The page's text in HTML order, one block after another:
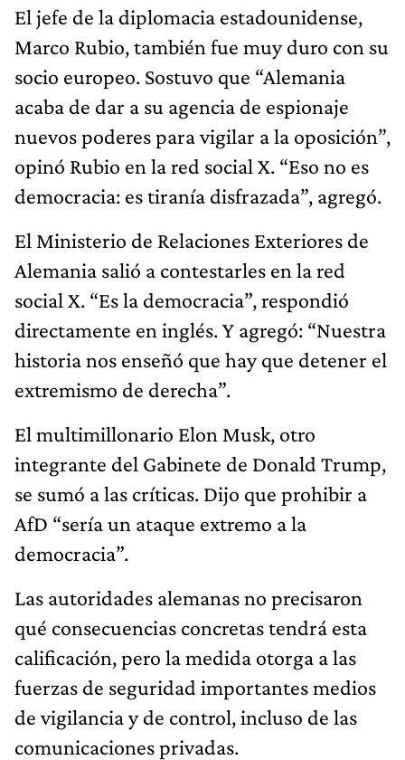
El jefe de la diplomacia estadounidense,
Marco Rubio, también fue muy duro con su
socio europeo. Sostuvo que “Alemania
acaba de dar a su agencia de espionaje
nuevos poderes para vigilar a la oposición”,
opinó Rubio en la red social X. “Eso no es
democracia: es tiranía disfrazada”, agregó.
El Ministerio de Relaciones Exteriores de
Alemania salió a contestarles en la red
social X. “Es la democracia”, respondió
directamente en inglés. Y agregó: “Nuestra
historia nos enseñó que hay que detener el
extremismo de derecha”.
El multimillonario Elon Musk, otro
integrante del Gabinete de Donald Trump,
se sumó a las críticas. Dijo que prohibir a
AfD “sería un ataque extremo a la
democracia”.
Las autoridades alemanas no precisaron
qué consecuencias concretas tendrá esta
calificación, pero la medida otorga a las
fuerzas de seguridad importantes medios
de vigilancia y de control, incluso de las
comunicaciones privadas.